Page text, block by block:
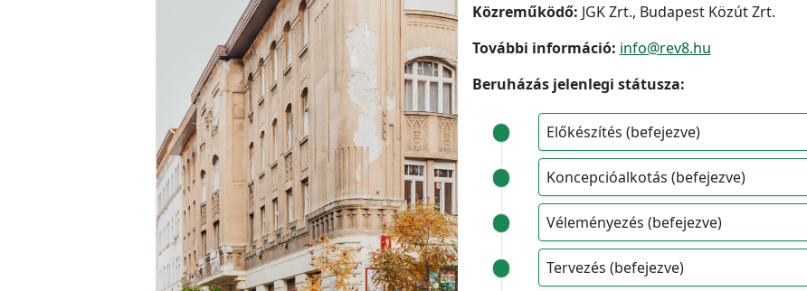
Közreműködő: JGK Zrt., Budapest Közút Zrt.
További információ: info@rev8.hu
Beruházás jelenlegi státusza:
Előkészítés (befejezve)
Koncepcióalkotás (befejezve)
Véleményezés (befejezve)
Tervezés (befejezve)